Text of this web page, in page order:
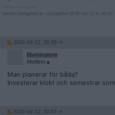
Senast redigerad av Jordgubbe 2026-04-12 kl. 20:37.
2026-04-12, 20:38
Illuminatore
Medlem
Man planerar för båda?
Investerar klokt och semestrar
2026-04-12, 20:47